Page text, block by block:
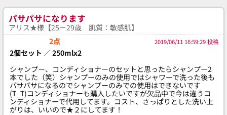
パサパサになります
アリス★様【25－29歳 肌質：敏感肌】
2点
2019/06/11 16:59:29 投稿
2個セット ／ 250mlx2
シャンプー、コンディショナーのセットと思ったらシャンプー2
本でした（笑）シャンプーのみの使用ではシャワーで洗った後も
パサパサになるのでシャンプーのみでの使用はできないです
(T_T)コンディショナーも購入したいですが欠品中で今は違うコ
ンディショナーで代用してます。コスト、さっぱりとした洗い上
がりは、いいので★２にしてます！